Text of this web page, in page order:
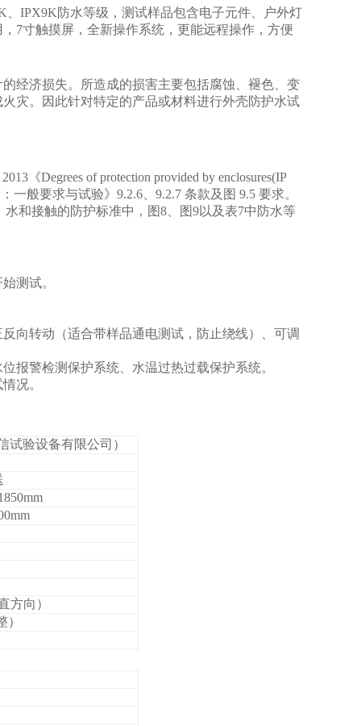
、IPX9K防水等级，测试样品包含电子元件、户外灯
7寸触摸屏，全新操作系统，更能远程操作，方便
经济损失。所造成的损害主要包括腐蚀、褪色、变
灾。因此针对特定的产品或材料进行外壳防护水试
《Degrees of protection provided by enclosures(IP
一般要求与试验》9.2.6、9.2.7 条款及图 9.5 要求。
和接触的防护标准中，图8、图9以及表7中防水等
测试。
向转动（适合带样品通电测试，防止绕线）、可调
报警检测保护系统、水温过热过载保护系统。
况。
验设备有限公司）
方向）